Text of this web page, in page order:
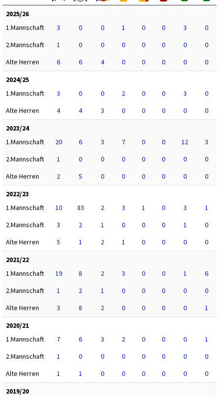
2025/26
1.Mannschaft
3 0 0 1 0 0 3
0
2.Mannschaft
1 0 0 0 0 0 0
0
Alte Herren
6 6 4 0 0 0 0
0
2024/25
1.Mannschaft
3 0 0 2 0 0 3
0
Alte Herren
4 4 3 0 0 0 0
0
2023/24
1.Mannschaft
20 6 3 7 0 0 12
3
2.Mannschaft
1 0 0 0 0 0 0
0
Alte Herren
2 5 0 0 0 0 0
0
2022/23
1.Mannschaft
10 83 2 3 1 0 3
1
2.Mannschaft
3 2 1 0 0 0 1
0
Alte Herren
5 1 2 1 0 0 0
0
2021/22
1.Mannschaft
19 8 2 3 0 0 1
6
2.Mannschaft
1 2 1 0 0 0 0
0
Alte Herren
3 8 2 0 0 0 0
1
2020/21
1.Mannschaft
7 6 3 2 0 0 0
1
2.Mannschaft
1 0 0 0 0 0 0
0
Alte Herren
1 1 0 0 0 0 0
0
2019/20